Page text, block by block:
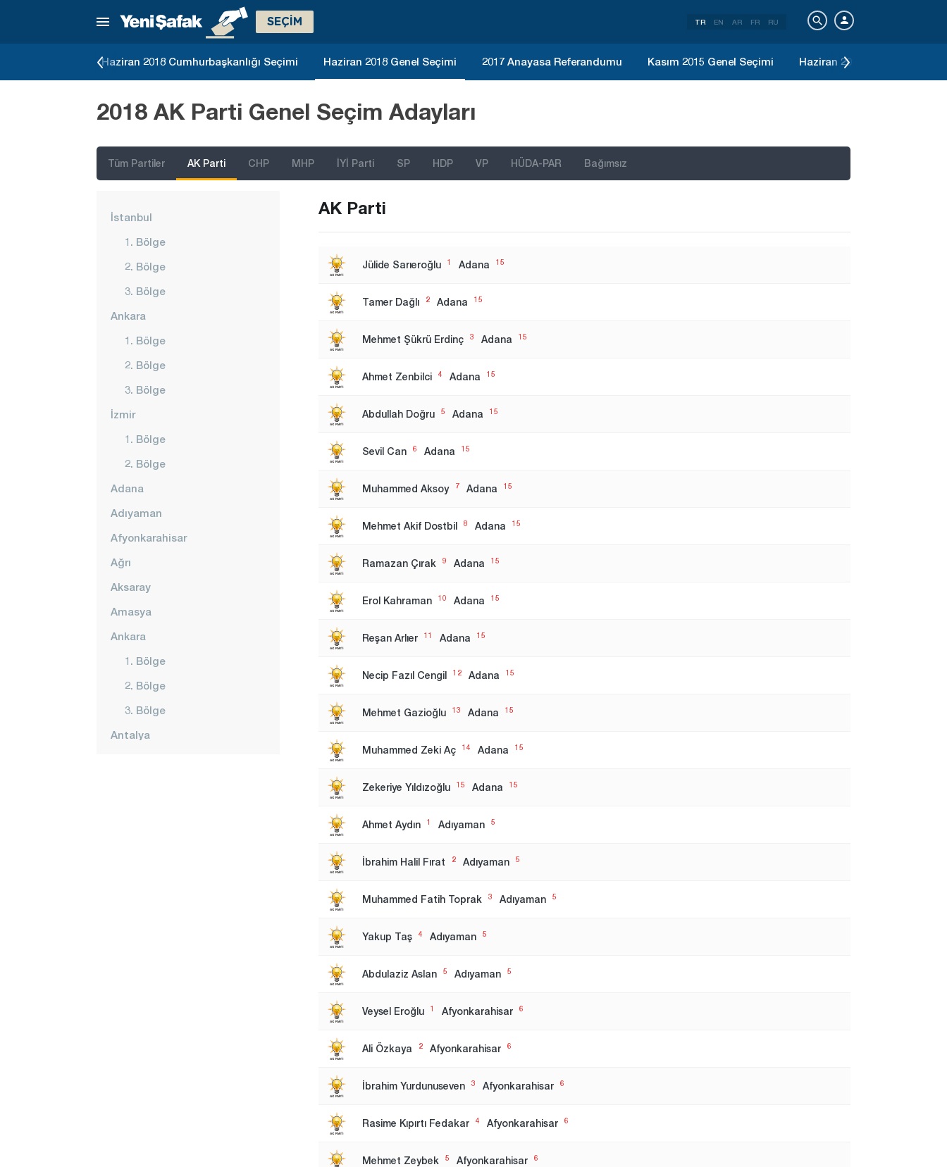
SEÇİM TR EN AR FR RU
Haziran 2018 Cumhurbaşkanlığı Seçimi Haziran 2018 Genel Seçimi 2017 Anayasa Referandumu Kasım 2015 Genel Seçimi Haziran 2015 Genel Seçimi
2018 AK Parti Genel Seçim Adayları
Tüm Partiler AK Parti CHP MHP İYİ Parti SP HDP VP HÜDA-PAR Bağımsız
İstanbul
1. Bölge
2. Bölge
3. Bölge
Ankara
1. Bölge
2. Bölge
3. Bölge
İzmir
1. Bölge
2. Bölge
Adana
Adıyaman
Afyonkarahisar
Ağrı
Aksaray
Amasya
Ankara
1. Bölge
2. Bölge
3. Bölge
Antalya
AK Parti
Jülide Sarıeroğlu 1 Adana 15
Tamer Dağlı 2 Adana 15
Mehmet Şükrü Erdinç 3 Adana 15
Ahmet Zenbilci 4 Adana 15
Abdullah Doğru 5 Adana 15
Sevil Can 6 Adana 15
Muhammed Aksoy 7 Adana 15
Mehmet Akif Dostbil 8 Adana 15
Ramazan Çırak 9 Adana 15
Erol Kahraman 10 Adana 15
Reşan Arlıer 11 Adana 15
Necip Fazıl Cengil 12 Adana 15
Mehmet Gazioğlu 13 Adana 15
Muhammed Zeki Aç 14 Adana 15
Zekeriye Yıldızoğlu 15 Adana 15
Ahmet Aydın 1 Adıyaman 5
İbrahim Halil Fırat 2 Adıyaman 5
Muhammed Fatih Toprak 3 Adıyaman 5
Yakup Taş 4 Adıyaman 5
Abdulaziz Aslan 5 Adıyaman 5
Veysel Eroğlu 1 Afyonkarahisar 6
Ali Özkaya 2 Afyonkarahisar 6
İbrahim Yurdunuseven 3 Afyonkarahisar 6
Rasime Kıpırtı Fedakar 4 Afyonkarahisar 6
Mehmet Zeybek 5 Afyonkarahisar 6